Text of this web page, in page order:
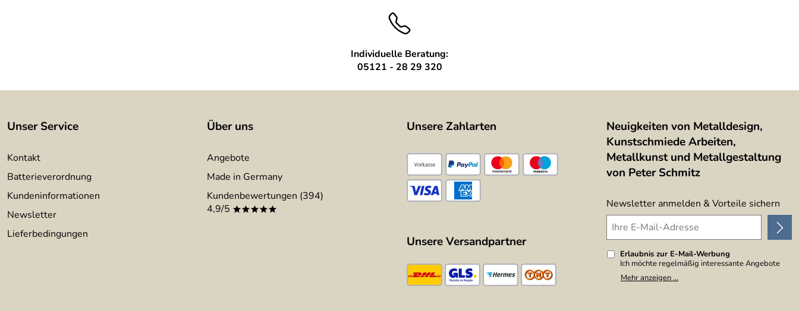
Individuelle Beratung:
05121 - 28 29 320
Unser Service
Kontakt
Batterieverordnung
Kundeninformationen
Newsletter
Lieferbedingungen
Über uns
Angebote
Made in Germany
Kundenbewertungen (394)
4,9/5 *****
Unsere Zahlarten
Unsere Versandpartner
Neuigkeiten von Metalldesign,
Kunstschmiede Arbeiten,
Metallkunst und Metallgestaltung
von Peter Schmitz
Newsletter anmelden & Vorteile sichern
Erlaubnis zur E-Mail-Werbung
Ich möchte regelmäßig interessante Angebote
per E-Mail erhalten. Meine E-Mail-Adresse wird
nicht an andere Unternehmen weitergegeben. Zu
Mehr anzeigen ...